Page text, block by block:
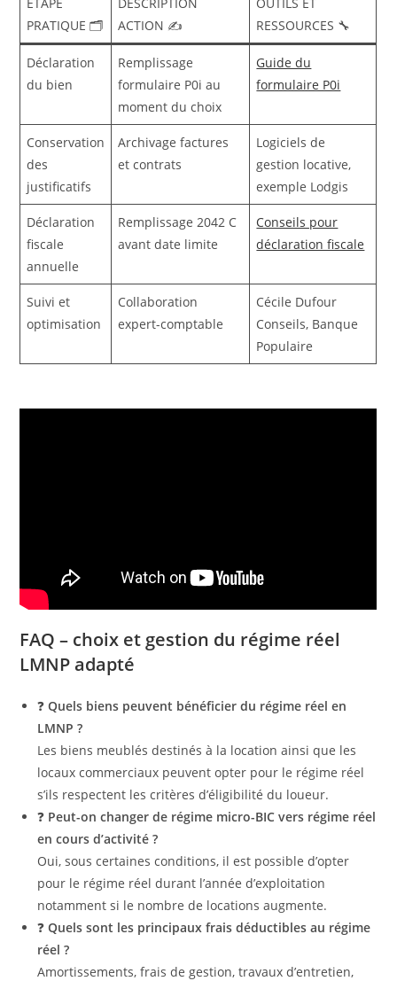
PRATIQUE 🗂️
ACTION ✍️
RESSOURCES 🔧
Déclaration
du bien
Remplissage
formulaire P0i au
moment du choix
Guide du
formulaire P0i
Conservation
des
justificatifs
Archivage factures
et contrats
Logiciels de
gestion locative,
exemple Lodgis
Déclaration
fiscale
annuelle
Remplissage 2042 C
avant date limite
Conseils pour
déclaration fiscale
Suivi et
optimisation
Collaboration
expert-comptable
Cécile Dufour
Conseils, Banque
Populaire
FAQ – choix et gestion du régime réel
LMNP adapté
❓Quels biens peuvent bénéficier du régime réel en
LMNP ?
Les biens meublés destinés à la location ainsi que les
locaux commerciaux peuvent opter pour le régime réel
s’ils respectent les critères d’éligibilité du loueur.
❓ Peut-on changer de régime micro-BIC vers régime réel
en cours d’activité ?
Oui, sous certaines conditions, il est possible d’opter
pour le régime réel durant l’année d’exploitation
notamment si le nombre de locations augmente.
❓Quels sont les principaux frais déductibles au régime
réel ?
Amortissements, frais de gestion, travaux d’entretien,